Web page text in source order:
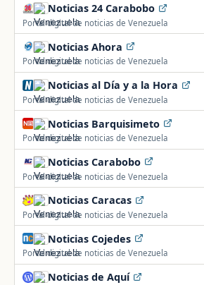
Noticias 24 Carabobo
Portal digital de noticias de Venezuela
Noticias Ahora
Portal digital de noticias de Venezuela
Noticias al Día y a la Hora
Portal digital de noticias de Venezuela
Noticias Barquisimeto
Portal digital de noticias de Venezuela
Noticias Carabobo
Portal digital de noticias de Venezuela
Noticias Caracas
Portal digital de noticias de Venezuela
Noticias Cojedes
Portal digital de noticias de Venezuela
Noticias de Aquí